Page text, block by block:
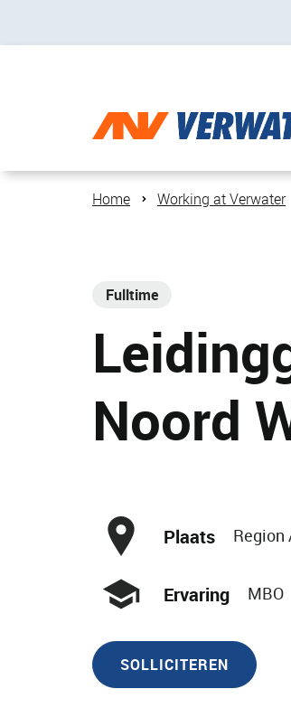
Home Working at Verwater
Fulltime
Noord
Plaats Region
Ervaring MBO
SOLLICITEREN